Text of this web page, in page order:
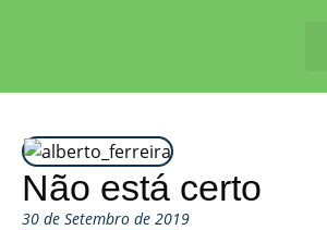
Não está certo
30 de Setembro de 2019